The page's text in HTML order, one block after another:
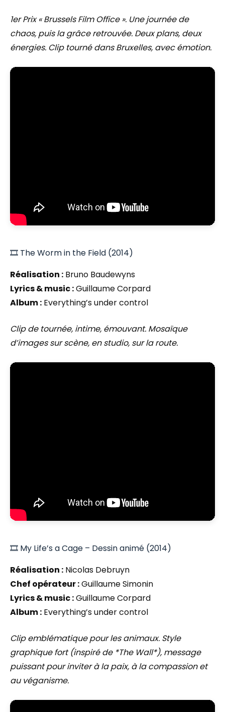
1er Prix « Brussels Film Office ». Une journée de
chaos, puis la grâce retrouvée. Deux plans, deux
énergies. Clip tourné dans Bruxelles, avec émotion.
🎞️ The Worm in the Field (2014)
Réalisation : Bruno Baudewyns
Lyrics & music :Guillaume Corpard
Album : Everything’s under control
Clip de tournée, intime, émouvant. Mosaïque
d’images sur scène, en studio, sur la route.
🎞️ My Life’s a Cage – Dessin animé (2014)
Réalisation : Nicolas Debruyn
Chef opérateur :Guillaume Simonin
Lyrics & music :Guillaume Corpard
Album : Everything’s under control
Clip emblématique pour les animaux. Style
graphique fort (inspiré de *The Wall*), message
puissant pour inviter à la paix, à la compassion et
au véganisme.